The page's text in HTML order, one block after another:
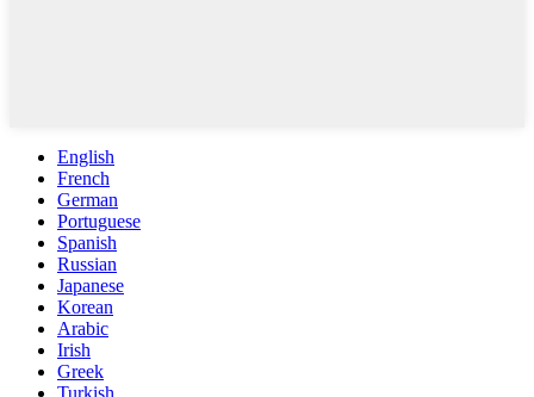
English
French
German
Portuguese
Spanish
Russian
Japanese
Korean
Arabic
Irish
Greek
Turkish